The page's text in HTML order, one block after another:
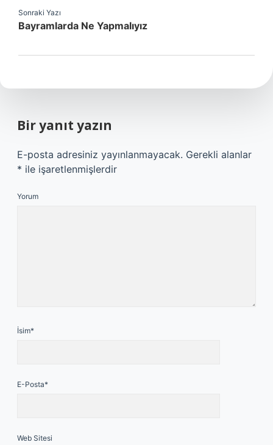
Sonraki Yazı
Bayramlarda Ne Yapmalıyız
Bir yanıt yazın
E-posta adresiniz yayınlanmayacak. Gerekli alanlar
* ile işaretlenmişlerdir
Yorum
İsim*
E-Posta*
Web Sitesi